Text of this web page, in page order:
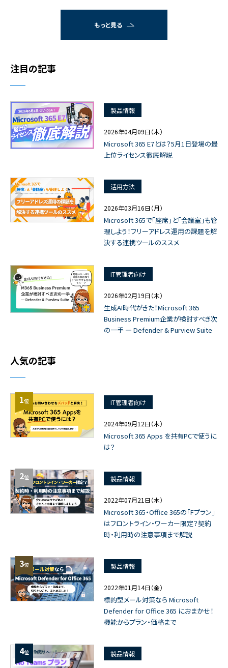
もっと見る
注目の記事
製品情報
2026年04月09日（木）
Microsoft 365 E7とは？5月1日登場の最
上位ライセンス徹底解説
活用方法
2026年03月16日（月）
Microsoft 365で「座席」と「会議室」も管
理しよう！フリーアドレス運用の課題を解
決する連携ツールのススメ
IT管理者向け
2026年02月19日（木）
生成AI時代がきた！Microsoft 365
Business Premium企業が検討すべき次
の一手 ― Defender & Purview Suite
人気の記事
1位 IT管理者向け
2024年09月12日（木）
Microsoft 365 Apps を共有PCで使うに
は？
2位 製品情報
2022年07月21日（木）
Microsoft 365・Office 365の「Fプラン」
はフロントライン・ワーカー限定？契約
時・利用時の注意事項まで解説
3位 製品情報
2022年01月14日（金）
標的型メール対策なら Microsoft
Defender for Office 365 におまかせ！
機能からプラン・価格まで
4位 製品情報